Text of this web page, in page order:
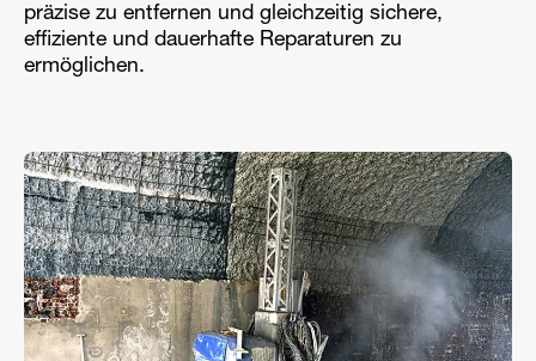
präzise zu entfernen und gleichzeitig sichere,
effiziente und dauerhafte Reparaturen zu
ermöglichen.